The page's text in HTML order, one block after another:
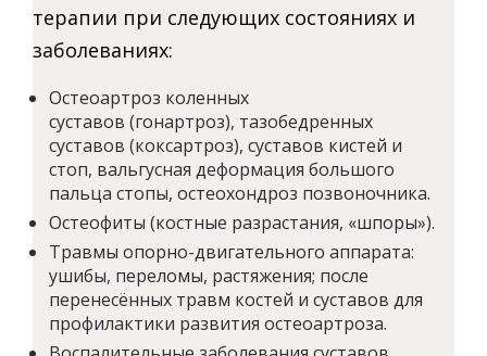
терапии при следующих состояниях и
заболеваниях:
Остеоартроз коленных
суставов (гонартроз), тазобедренных
суставов (коксартроз), суставов кистей и
стоп, вальгусная деформация большого
пальца стопы, остеохондроз позвоночника.
Остеофиты (костные разрастания, «шпоры»).
Травмы опорно-двигательного аппарата:
ушибы, переломы, растяжения; после
перенесённых травм костей и суставов для
профилактики развития остеоартроза.